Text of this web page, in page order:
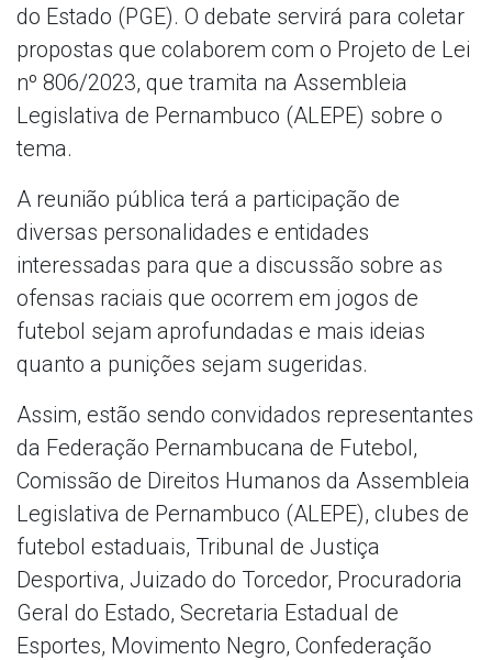
do Estado (PGE). O debate servirá para coletar
propostas que colaborem com o Projeto de Lei
nº 806/2023, que tramita na Assembleia
Legislativa de Pernambuco (ALEPE) sobre o
tema.
A reunião pública terá a participação de
diversas personalidades e entidades
interessadas para que a discussão sobre as
ofensas raciais que ocorrem em jogos de
futebol sejam aprofundadas e mais ideias
quanto a punições sejam sugeridas.
Assim, estão sendo convidados representantes
da Federação Pernambucana de Futebol,
Comissão de Direitos Humanos da Assembleia
Legislativa de Pernambuco (ALEPE), clubes de
futebol estaduais, Tribunal de Justiça
Desportiva, Juizado do Torcedor, Procuradoria
Geral do Estado, Secretaria Estadual de
Esportes, Movimento Negro, Confederação